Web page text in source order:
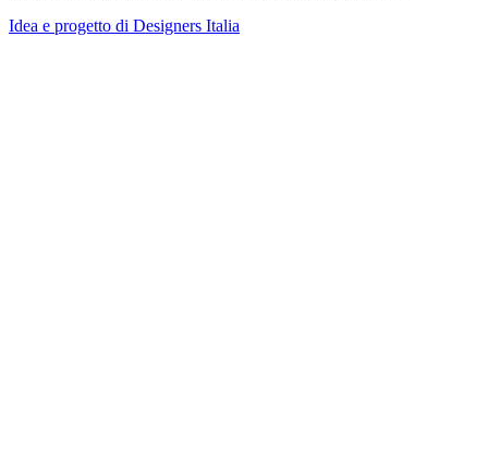
Idea e progetto di Designers Italia